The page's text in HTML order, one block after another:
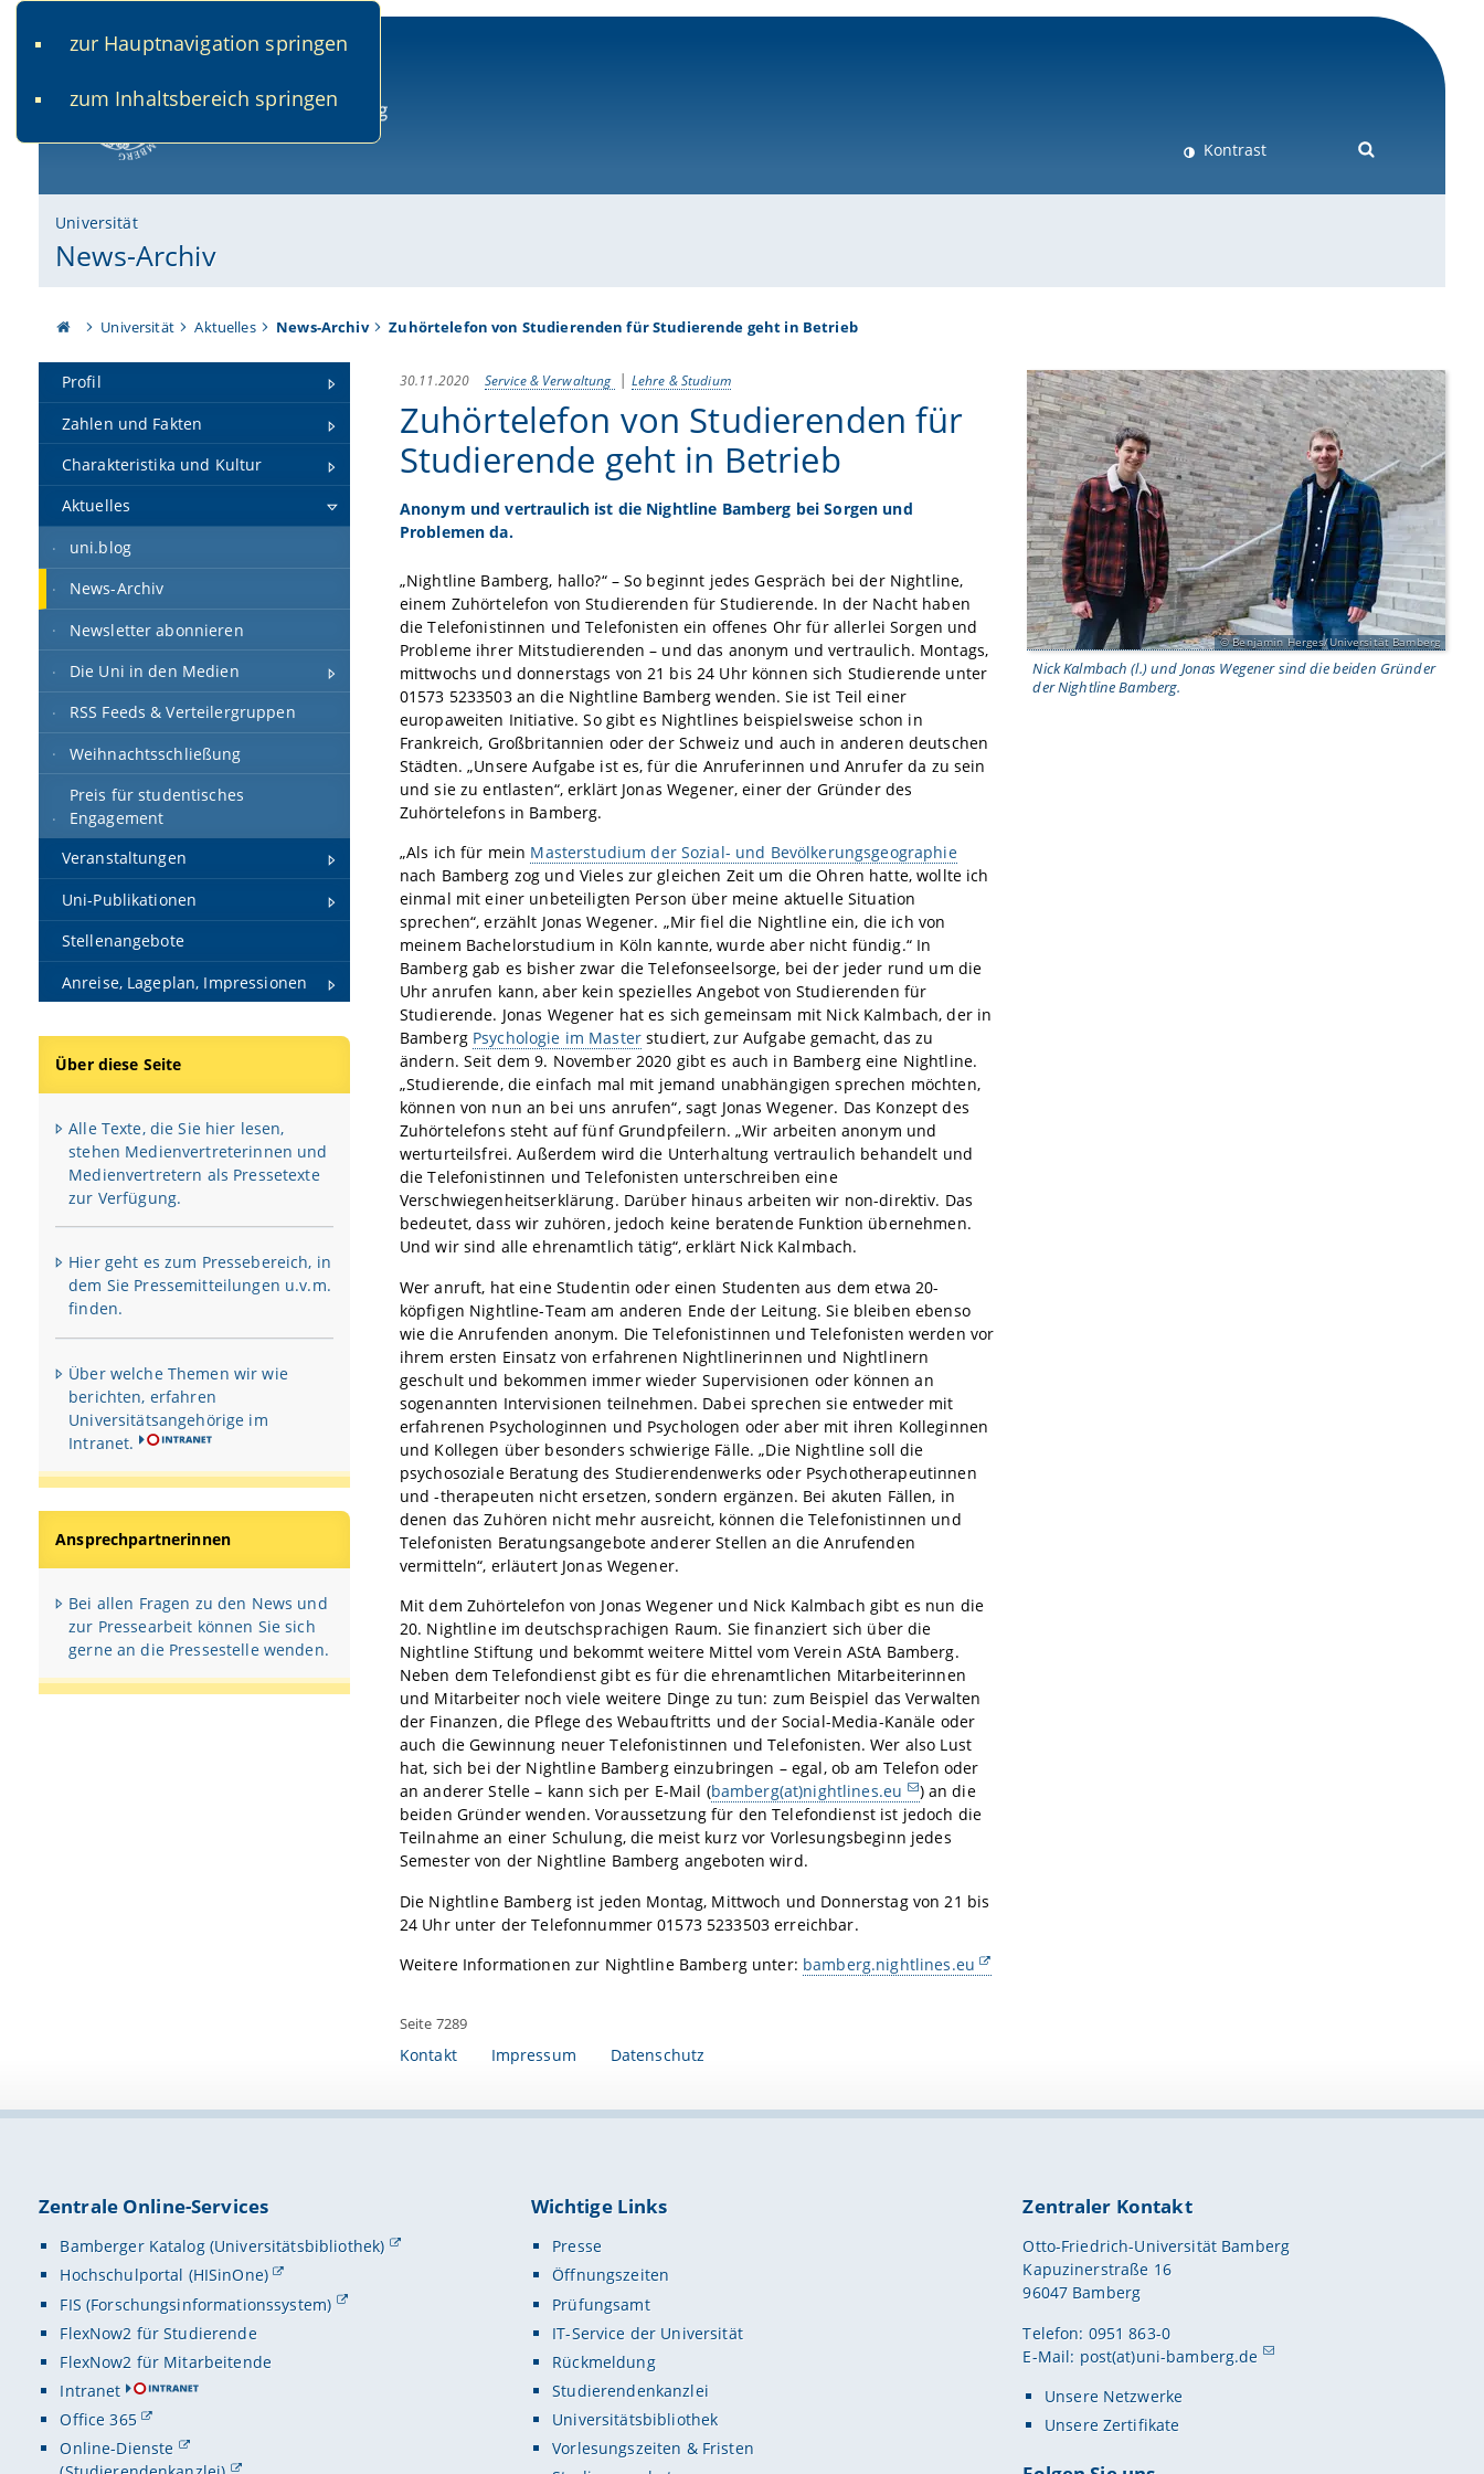
zur Hauptnavigation springen
zum Inhaltsbereich springen
Kontrast
Universität
News-Archiv
Universität Aktuelles News-Archiv Zuhörtelefon von Studierenden für Studierende geht in Betrieb
Profil
Zahlen und Fakten
Charakteristika und Kultur
Aktuelles
uni.blog
News-Archiv
Newsletter abonnieren
Die Uni in den Medien
RSS Feeds & Verteilergruppen
Weihnachtsschließung
Preis für studentisches
Engagement
Veranstaltungen
Uni-Publikationen
Stellenangebote
Anreise, Lageplan, Impressionen
Über diese Seite
Alle Texte, die Sie hier lesen,
stehen Medienvertreterinnen und
Medienvertretern als Pressetexte
zur Verfügung.
Hier geht es zum Pressebereich, in
dem Sie Pressemitteilungen u.v.m.
finden.
Über welche Themen wir wie
berichten, erfahren
Universitätsangehörige im
Intranet.
Ansprechpartnerinnen
Bei allen Fragen zu den News und
zur Pressearbeit können Sie sich
gerne an die Pressestelle wenden.
Benjamin Herges/Universität Bamberg
Nick Kalmbach (l.) und Jonas Wegener sind die beiden Gründer
der Nightline Bamberg.
30.11.2020 Service & Verwaltung Lehre & Studium
Zuhörtelefon von Studierenden für
Studierende geht in Betrieb
Anonym und vertraulich ist die Nightline Bamberg bei Sorgen und
Problemen da.
„Nightline Bamberg, hallo?“ – So beginnt jedes Gespräch bei der Nightline,
einem Zuhörtelefon von Studierenden für Studierende. In der Nacht haben
die Telefonistinnen und Telefonisten ein offenes Ohr für allerlei Sorgen und
Probleme ihrer Mitstudierenden – und das anonym und vertraulich. Montags,
mittwochs und donnerstags von 21 bis 24 Uhr können sich Studierende unter
01573 5233503 an die Nightline Bamberg wenden. Sie ist Teil einer
europaweiten Initiative. So gibt es Nightlines beispielsweise schon in
Frankreich, Großbritannien oder der Schweiz und auch in anderen deutschen
Städten. „Unsere Aufgabe ist es, für die Anruferinnen und Anrufer da zu sein
und sie zu entlasten“, erklärt Jonas Wegener, einer der Gründer des
Zuhörtelefons in Bamberg.
„Als ich für mein Masterstudium der Sozial- und Bevölkerungsgeographie
nach Bamberg zog und Vieles zur gleichen Zeit um die Ohren hatte, wollte ich
einmal mit einer unbeteiligten Person über meine aktuelle Situation
sprechen“, erzählt Jonas Wegener. „Mir fiel die Nightline ein, die ich von
meinem Bachelorstudium in Köln kannte, wurde aber nicht fündig.“ In
Bamberg gab es bisher zwar die Telefonseelsorge, bei der jeder rund um die
Uhr anrufen kann, aber kein spezielles Angebot von Studierenden für
Studierende. Jonas Wegener hat es sich gemeinsam mit Nick Kalmbach, der in
Bamberg Psychologie im Masterstudiert, zur Aufgabe gemacht, das zu
ändern. Seit dem 9. November 2020 gibt es auch in Bamberg eine Nightline.
„Studierende, die einfach mal mit jemand unabhängigen sprechen möchten,
können von nun an bei uns anrufen“, sagt Jonas Wegener. Das Konzept des
Zuhörtelefons steht auf fünf Grundpfeilern. „Wir arbeiten anonym und
werturteilsfrei. Außerdem wird die Unterhaltung vertraulich behandelt und
die Telefonistinnen und Telefonisten unterschreiben eine
Verschwiegenheitserklärung. Darüber hinaus arbeiten wir non-direktiv. Das
bedeutet, dass wir zuhören, jedoch keine beratende Funktion übernehmen.
Und wir sind alle ehrenamtlich tätig“, erklärt Nick Kalmbach.
Wer anruft, hat eine Studentin oder einen Studenten aus dem etwa 20-
köpfigen Nightline-Team am anderen Ende der Leitung. Sie bleiben ebenso
wie die Anrufenden anonym. Die Telefonistinnen und Telefonisten werden vor
ihrem ersten Einsatz von erfahrenen Nightlinerinnen und Nightlinern
geschult und bekommen immer wieder Supervisionen oder können an
sogenannten Intervisionen teilnehmen. Dabei sprechen sie entweder mit
erfahrenen Psychologinnen und Psychologen oder aber mit ihren Kolleginnen
und Kollegen über besonders schwierige Fälle. „Die Nightline soll die
psychosoziale Beratung des Studierendenwerks oder Psychotherapeutinnen
und -therapeuten nicht ersetzen, sondern ergänzen. Bei akuten Fällen, in
denen das Zuhören nicht mehr ausreicht, können die Telefonistinnen und
Telefonisten Beratungsangebote anderer Stellen an die Anrufenden
vermitteln“, erläutert Jonas Wegener.
Mit dem Zuhörtelefon von Jonas Wegener und Nick Kalmbach gibt es nun die
20. Nightline im deutschsprachigen Raum. Sie finanziert sich über die
Nightline Stiftung und bekommt weitere Mittel vom Verein AStA Bamberg.
Neben dem Telefondienst gibt es für die ehrenamtlichen Mitarbeiterinnen
und Mitarbeiter noch viele weitere Dinge zu tun: zum Beispiel das Verwalten
der Finanzen, die Pflege des Webauftritts und der Social-Media-Kanäle oder
auch die Gewinnung neuer Telefonistinnen und Telefonisten. Wer also Lust
hat, sich bei der Nightline Bamberg einzubringen – egal, ob am Telefon oder
an anderer Stelle – kann sich per E-Mail (bamberg(at)nightlines.eu
) an die
beiden Gründer wenden. Voraussetzung für den Telefondienst ist jedoch die
Teilnahme an einer Schulung, die meist kurz vor Vorlesungsbeginn jedes
Semester von der Nightline Bamberg angeboten wird.
Die Nightline Bamberg ist jeden Montag, Mittwoch und Donnerstag von 21 bis
24 Uhr unter der Telefonnummer 01573 5233503 erreichbar.
Weitere Informationen zur Nightline Bamberg unter: bamberg.nightlines.eu
Seite 7289
Kontakt Impressum Datenschutz
Zentrale Online-Services
Bamberger Katalog (Universitätsbibliothek)
Hochschulportal (HISinOne)
FIS (Forschungsinformationssystem)
FlexNow2 für Studierende
FlexNow2 für Mitarbeitende
Intranet
Office 365
Online-Dienste
Wichtige Links
Presse
Öffnungszeiten
Prüfungsamt
IT-Service der Universität
Rückmeldung
Studierendenkanzlei
Universitätsbibliothek
Vorlesungszeiten & Fristen
Zentraler Kontakt
Otto-Friedrich-Universität Bamberg
Kapuzinerstraße 16
96047 Bamberg
Telefon: 0951 863-0
E-Mail: post(at)uni-bamberg.de
Unsere Netzwerke
Unsere Zertifikate